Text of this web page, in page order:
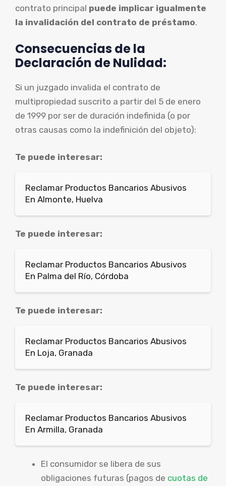
contrato principal puede implicar igualmente
la invalidación del contrato de préstamo.
Consecuencias de la
Declaración de Nulidad:
Si un juzgado invalida el contrato de
multipropiedad suscrito a partir del 5 de enero
de 1999 por ser de duración indefinida (o por
otras causas como la indefinición del objeto):
Te puede interesar:
Reclamar Productos Bancarios Abusivos
En Almonte, Huelva
Te puede interesar:
Reclamar Productos Bancarios Abusivos
En Palma del Río, Córdoba
Te puede interesar:
Reclamar Productos Bancarios Abusivos
En Loja, Granada
Te puede interesar:
Reclamar Productos Bancarios Abusivos
En Armilla, Granada
El consumidor se libera de sus
obligaciones futuras (pagos de cuotas de